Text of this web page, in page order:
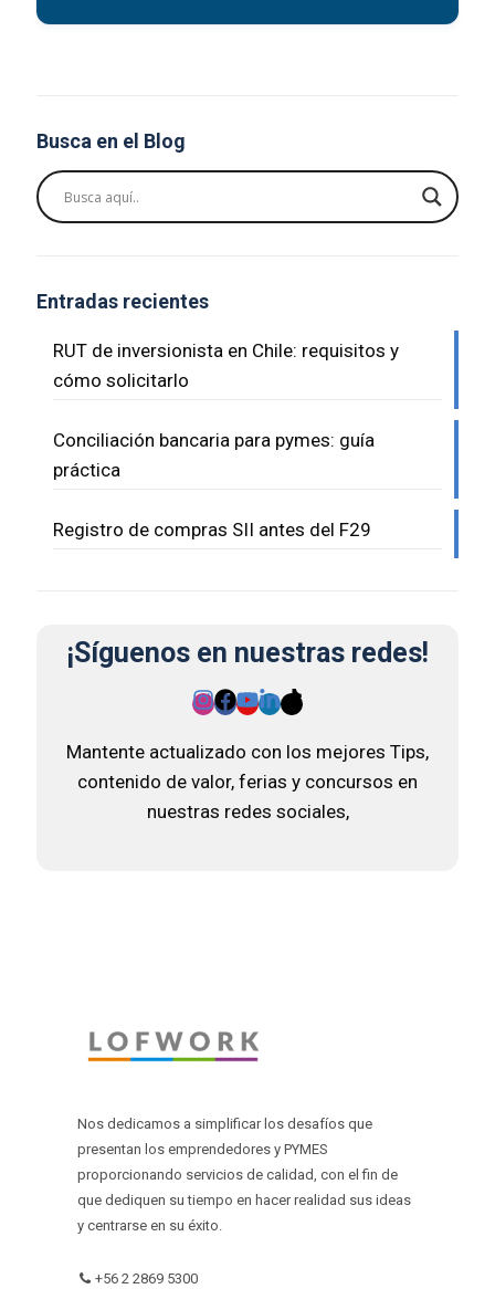
Busca en el Blog
Entradas recientes
RUT de inversionista en Chile: requisitos y
cómo solicitarlo
Conciliación bancaria para pymes: guía
práctica
Registro de compras SII antes del F29
¡Síguenos en nuestras redes!
Mantente actualizado con los mejores Tips,
contenido de valor, ferias y concursos en
nuestras redes sociales,
Nos dedicamos a simplificar los desafíos que
presentan los emprendedores y PYMES
proporcionando servicios de calidad, con el fin de
que dediquen su tiempo en hacer realidad sus ideas
y centrarse en su éxito.
+56 2 2869 5300